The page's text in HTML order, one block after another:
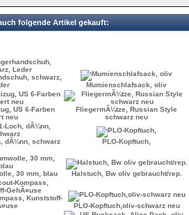
folgende Artikel gekauft:
schwarz,
Mumienschlafsack, oliv
US 6-Farben
neu
FliegermÃ¼tze, Russian Style
schwarz neu
dÃ¼nn, schwarz PLO-Kopftuch,
30 mm, blau Halstuch, Bw oliv gebraucht/rep.
Kunststoff-
PLO-Kopftuch,oliv-schwarz neu